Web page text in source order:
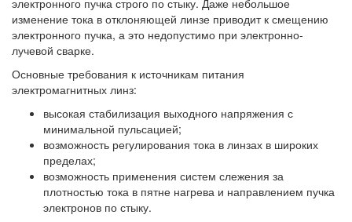
электронного пучка строго по стыку. Даже небольшое
изменение тока в отклоняющей линзе приводит к смещению
электронного пучка, а это недопустимо при электронно-
лучевой сварке.
Основные требования к источникам питания
электромагнитных линз:
высокая стабилизация выходного напряжения с
минимальной пульсацией;
возможность регулирования тока в линзах в широких
пределах;
возможность применения систем слежения за
плотностью тока в пятне нагрева и направлением пучка
электронов по стыку.